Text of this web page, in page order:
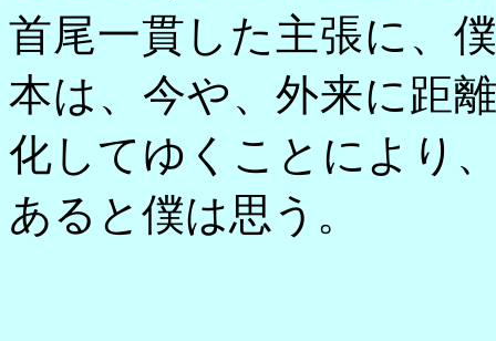
首尾一貫した主張に、
本は、今や、外来に距
化してゆくことにより
あると僕は思う。